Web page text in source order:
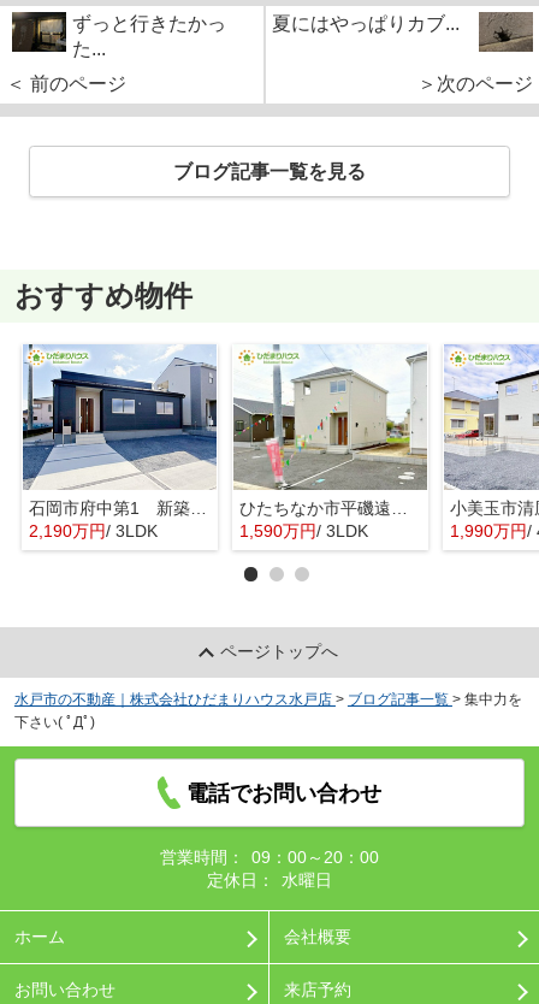
ずっと行きたかっ
た...
＜ 前のページ
夏にはやっぱりカブ...
＞次のページ
ブログ記事一覧を見る
おすすめ物件
石岡市府中第1 新築戸建 3号棟
2,190万円/ 3LDK
1,590万円/ 3LDK 1,990万円/
ページトップへ
水戸市の不動産｜株式会社ひだまりハウス水戸店 > ブログ記事一覧 > 集中力を
下さい( ﾟДﾟ)
電話でお問い合わせ
営業時間：
09：00～20：00
定休日：
水曜日
ホーム 会社概要
お問い合わせ 来店予約